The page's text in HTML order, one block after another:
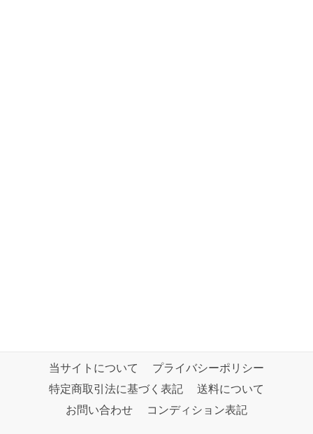
当サイトについて
プライバシーポリシー
特定商取引法に基づく表記
送料について
お問い合わせ
コンディション表記